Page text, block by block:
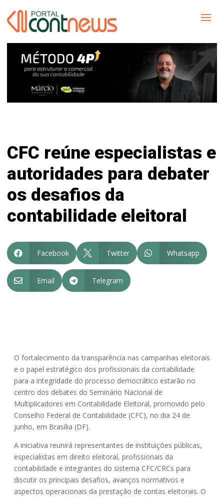
CFC reúne especialistas e
autoridades para debater
os desafios da
contabilidade eleitoral
 Facebook  Twitter  Whatsapp
 Email  Telegram
O fortalecimento da transparência nas campanhas eleitorais
e o papel estratégico dos profissionais da contabilidade
para a integridade do processo democrático estarão no
centro dos debates do Seminário Nacional de
Multiplicadores em Contabilidade Eleitoral, promovido pelo
Conselho Federal de Contabilidade (CFC), no dia 24 de
junho, em Brasília (DF).
A iniciativa reunirá representantes de instituições públicas,
especialistas em direito eleitoral, profissionais da
contabilidade e integrantes do sistema CFC/CRCs para
discutir os principais desafios, avanços normativos e
aspectos operacionais da prestação de contas eleitorais. O